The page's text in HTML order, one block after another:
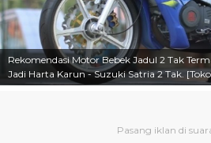
Rekomendasi Motor Bebek Jadul 2 Tak
Jadi Harta Karun - Suzuki Satria 2 Tak.